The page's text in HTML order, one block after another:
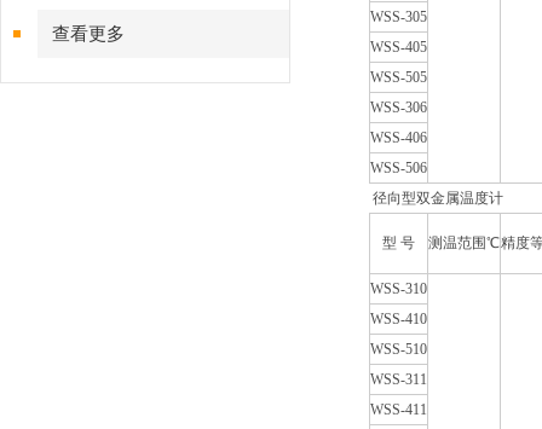
查看更多
WSS-305
WSS-405
WSS-505
WSS-306
WSS-406
WSS-506
径向型双金属温度计
型 号 测温范围℃精度
WSS-310
WSS-410
WSS-510
WSS-311
WSS-411